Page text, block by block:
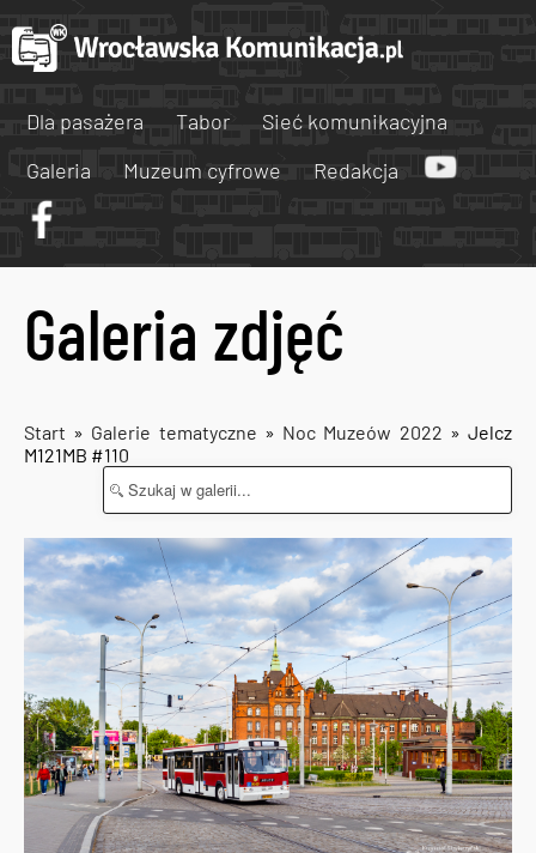
Dla pasażera Tabor
Sieć komunikacyjna
Galeria
Muzeum cyfrowe Redakcja
Galeria zdjęć
Start » Galerie tematyczne » Noc Muzeów 2022 » Jelcz
M121MB #110